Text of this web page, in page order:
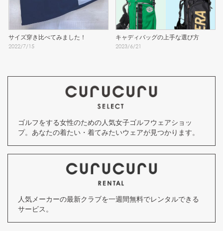
サイズ穿き比べてみました！
2022/7/15
キャディバッグの上手な選び方
2023/6/21
ゴルフをする女性のための人気女子ゴルフウェアショッ
プ。あなたの着たい・着てみたいウェアが見つかります。
人気メーカーの最新クラブを一週間無料でレンタルできる
サービス。